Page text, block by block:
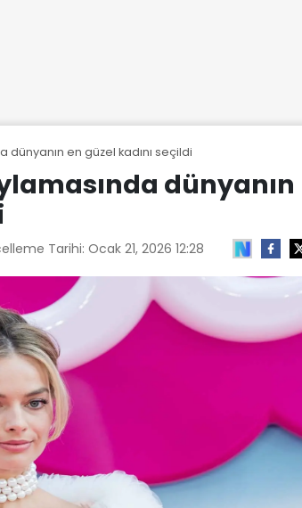
en güzel kadını seçildi
dünyanın
Tarihi: Ocak 21, 2026 12:28